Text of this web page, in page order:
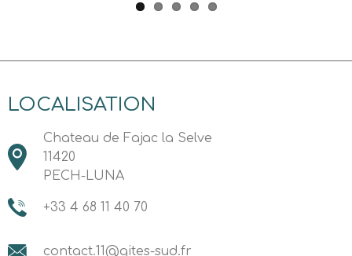
LOCALISATION
Chateau de Fajac la Selve
11420
PECH-LUNA
+33 4 68 11 40 70
contact.11@gites-sud.fr